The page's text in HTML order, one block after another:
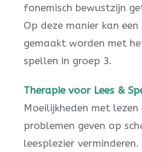
fonemisch bewustzijn
Op deze manier kan
gemaakt worden met
spellen in groep 3.
Therapie voor Lees &
Moeilijkheden met lezen
problemen geven op
leesplezier verminderen.